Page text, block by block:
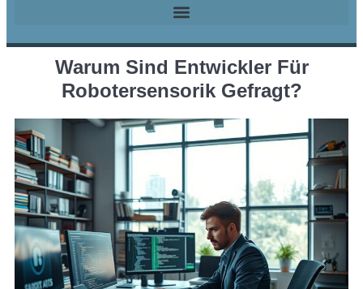
Warum Sind Entwickler Für
Robotersensorik Gefragt?